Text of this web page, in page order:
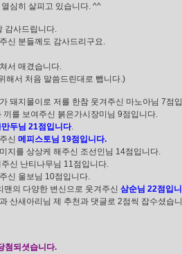
심히 살피고 있습니다. ^^
감사드립니다.
신 분들께도 감사드리구요.
서 매겼습니다.
해서 처음 말씀드린대로 뺍니다.)
돼지몰이로 저를 한참 웃겨주신 마노아님 7점
를 보여주신 붉은가시장미님 9점입니다.
만두님 21점입니다.
신 메피스토님 19점입니다.
지를 상상케 해주신 조선인님 14점입니다.
신 난티나무님 11점입니다.
신 울보님 10점입니다.
의 다양한 변신으로 웃겨주신 삼순님 22점입
산새아리님 제 추천과 댓글로 2점씩 잡수셨습
첨되셧습니다.